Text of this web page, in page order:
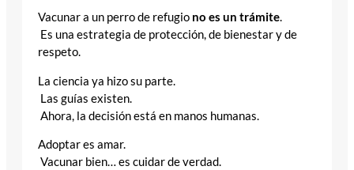
Vacunar a un perro de refugio no es un trámite.
Es una estrategia de protección, de bienestar y de
respeto.
La ciencia ya hizo su parte.
Las guías existen.
Ahora, la decisión está en manos humanas.
Adoptar es amar.
Vacunar bien… es cuidar de verdad.